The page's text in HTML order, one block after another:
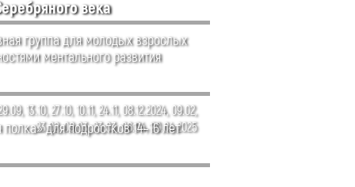
13.10, 27.10, 10.11, 24.11, 08.12.2024, 09.02,
23.02, 09.03, 23.03, 06.04, 20.04.2025
века
группа для молодых взрослых
ментального развития
для подростков 14–16 лет